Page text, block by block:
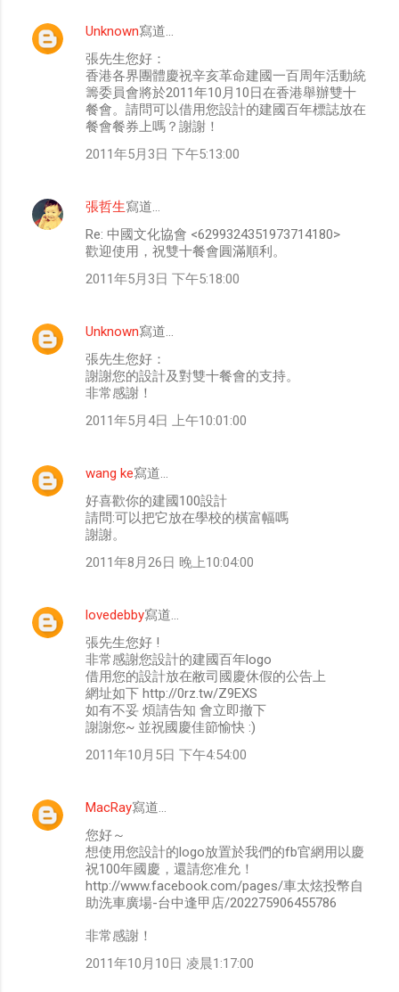
Unknown寫道…
張先生您好：
香港各界團體慶祝辛亥革命建國一百周年活動統
籌委員會將於2011年10月10日在香港舉辦雙十
餐會。請問可以借用您設計的建國百年標誌放在
餐會餐券上嗎？謝謝！
2011年5月3日 下午5:13:00
張哲生寫道…
Re: 中國文化協會 <6299324351973714180>
歡迎使用，祝雙十餐會圓滿順利。
2011年5月3日 下午5:18:00
Unknown寫道…
張先生您好：
謝謝您的設計及對雙十餐會的支持。
非常感謝！
2011年5月4日 上午10:01:00
wang ke寫道…
好喜歡你的建國100設計
請問:可以把它放在學校的橫富幅嗎
謝謝。
2011年8月26日 晚上10:04:00
lovedebby寫道…
張先生您好 !
非常感謝您設計的建國百年logo
借用您的設計放在敝司國慶休假的公告上
網址如下 http://0rz.tw/Z9EXS
如有不妥 煩請告知 會立即撤下
謝謝您~ 並祝國慶佳節愉快 :)
2011年10月5日 下午4:54:00
MacRay寫道…
您好～
想使用您設計的logo放置於我們的fb官網用以慶
祝100年國慶，還請您准允！
http://www.facebook.com/pages/車太炫投幣自
助洗車廣場-台中逢甲店/202275906455786
非常感謝！
2011年10月10日 凌晨1:17:00